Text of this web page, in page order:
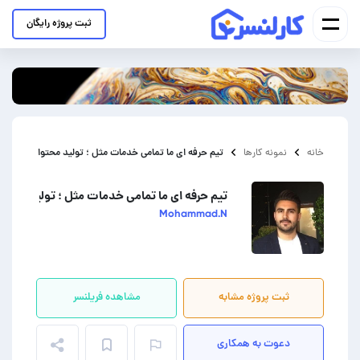
ثبت پروژه رایگان
خانه نمونه کارها تیم حرفه ای ما تمامی خدمات مثل ؛ تولید محتوا
تیم حرفه ای ما تمامی خدمات مثل ؛ تولید محتوا اینستاگرامی ، طراحی لوگو ، سربرگ
Mohammad.N
ثبت پروژه مشابه
دعوت به همکاری
مشاهده فریلنسر